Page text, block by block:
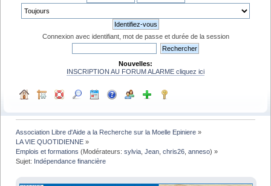
Connexion avec identifiant, mot de passe et durée de la session
Nouvelles:
INSCRIPTION AU FORUM ALARME cliquez ici
Association Libre d'Aide a la Recherche sur la Moelle Epiniere »
LA VIE QUOTIDIENNE »
Emplois et formations (Modérateurs:sylvia ,Jean ,chris26 ,anneso) »
Sujet: Indépendance financière